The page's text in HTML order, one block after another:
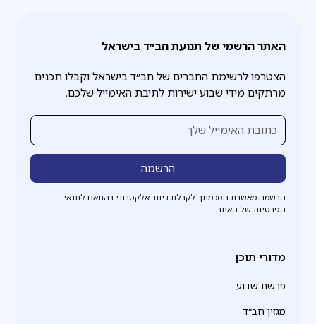
האתר הרשמי של תנועת חב״ד בישראל
הצטרפו לרשימת החברים של חב״ד בישראל וקבלו תכנים
מרתקים מידי שבוע ישירות לתיבת האימייל שלכם.
הרשמה מאשרת הסכמתך לקבלת דיוור אלקטרוני בהתאם לתנאי
הפרטיות של האתר.
מדורי תוכן
פרשת שבוע
מגזין חב״ד